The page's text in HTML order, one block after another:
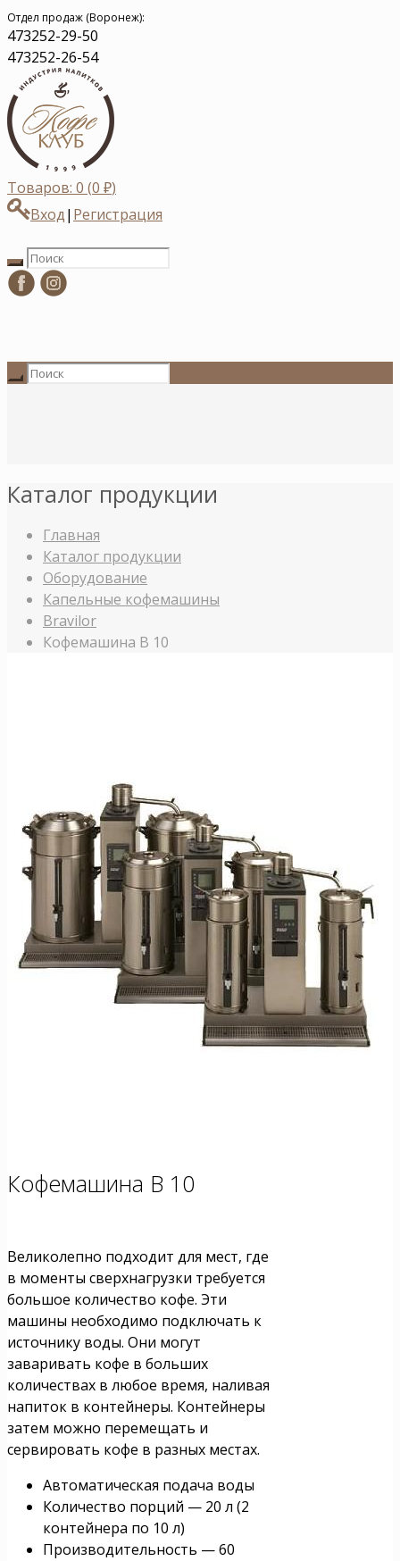
Отдел продаж (Воронеж):
473252-29-50
473252-26-54
Товаров: 0 (0 ₽)
Вход| Регистрация
Каталог продукции
Главная
Каталог продукции
Оборудование
Капельные кофемашины
Bravilor
Кофемашина B 10
Кофемашина B 10
Великолепно подходит для мест, где
в моменты сверхнагрузки требуется
большое количество кофе. Эти
машины необходимо подключать к
источнику воды. Они могут
заваривать кофе в больших
количествах в любое время, наливая
напиток в контейнеры. Контейнеры
затем можно перемещать и
сервировать кофе в разных местах.
Автоматическая подача воды
Количество порций — 20 л (2
контейнера по 10 л)
Производительность — 60